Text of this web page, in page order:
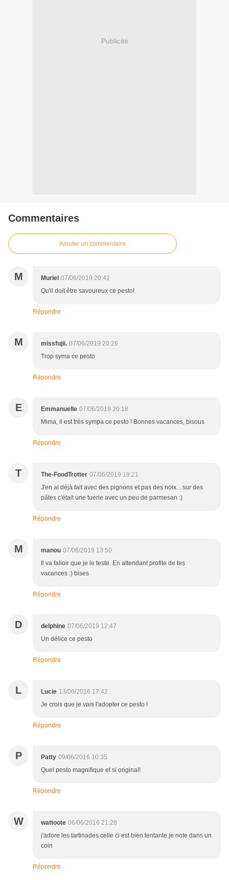
Publicité
Commentaires
Ajouter un commentaire
M Muriel 07/06/2019 20:42
Qu'il doit être savoureux ce pesto!
Répondre
M missfujii. 07/06/2019 20:26
Trop syma ce pesto
Répondre
E Emmanuelle 07/06/2019 20:18
Mima, il est très sympa ce pesto ! Bonnes vacances, bisous
Répondre
T The-FoodTrotter 07/06/2019 19:21
J'en ai déjà fait avec des pignons et pas des noix... sur des
pâtes c'était une tuerie avec un peu de parmesan :)
Répondre
M manou 07/06/2019 13:50
Il va falloir que je le teste. En attendant profite de tes
vacances :) bises
Répondre
D delphine 07/06/2019 12:47
Un délice ce pesto
Répondre
L Lucie 13/06/2016 17:42
Je crois que je vais l'adopter ce pesto !
Répondre
P Patty 09/06/2016 10:35
Quel pesto magnifique et si original!
Répondre
W wattoote 06/06/2016 21:28
j'adore les tartinades celle ci est bien tentante je note dans un
coin
Répondre